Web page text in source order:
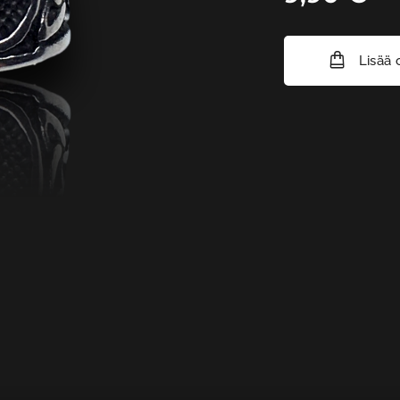
Lisää